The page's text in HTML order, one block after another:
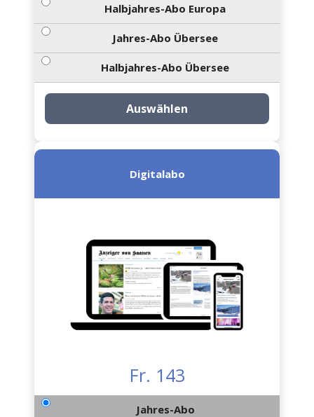
Halbjahres-Abo Europa
Jahres-Abo Übersee
Halbjahres-Abo Übersee
Auswählen
Digitalabo
Fr. 143
Jahres-Abo